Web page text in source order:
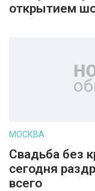
открытием
МОСКВА
Свадьба без
сегодня
всего